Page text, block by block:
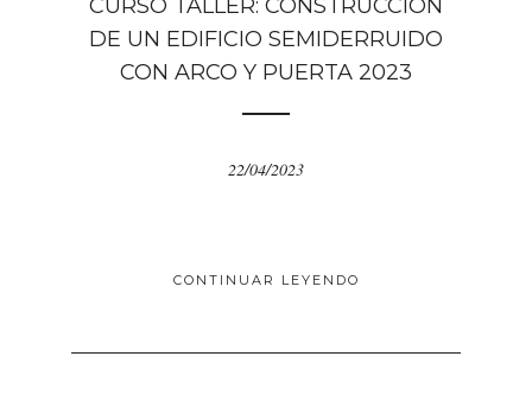
CURSO TALLER: CONSTRUCCIÓN
DE UN EDIFICIO SEMIDERRUIDO
CON ARCO Y PUERTA 2023
22/04/2023
CONTINUAR LEYENDO